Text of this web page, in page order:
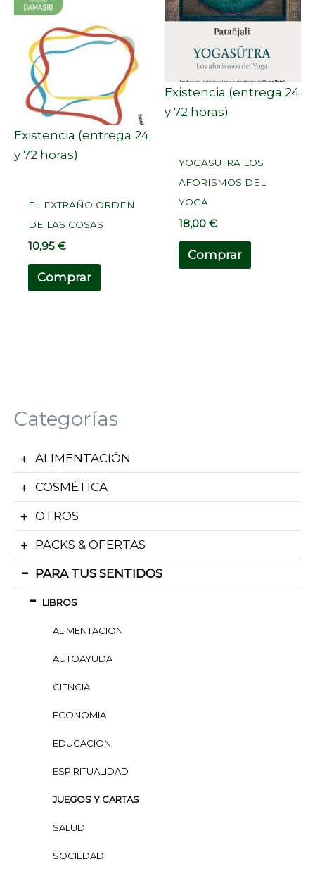
Categorías
ALIMENTACIÓN
COSMÉTICA
OTROS
PACKS & OFERTAS
PARA TUS SENTIDOS
LIBROS
ALIMENTACION
AUTOAYUDA
CIENCIA
ECONOMIA
EDUCACION
ESPIRITUALIDAD
JUEGOS Y CARTAS
SALUD
SOCIEDAD
Existencia (entrega 24
y 72 horas)
EL EXTRAÑO ORDEN
DE LAS COSAS
10,95€
Comprar
Existencia (entrega 24
y 72 horas)
YOGASUTRA LOS
AFORISMOS DEL
YOGA
18,00€
Comprar